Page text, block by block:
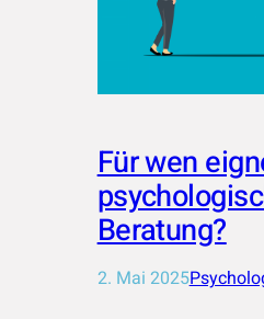
Für wen
Beratung?
2. Mai 2025